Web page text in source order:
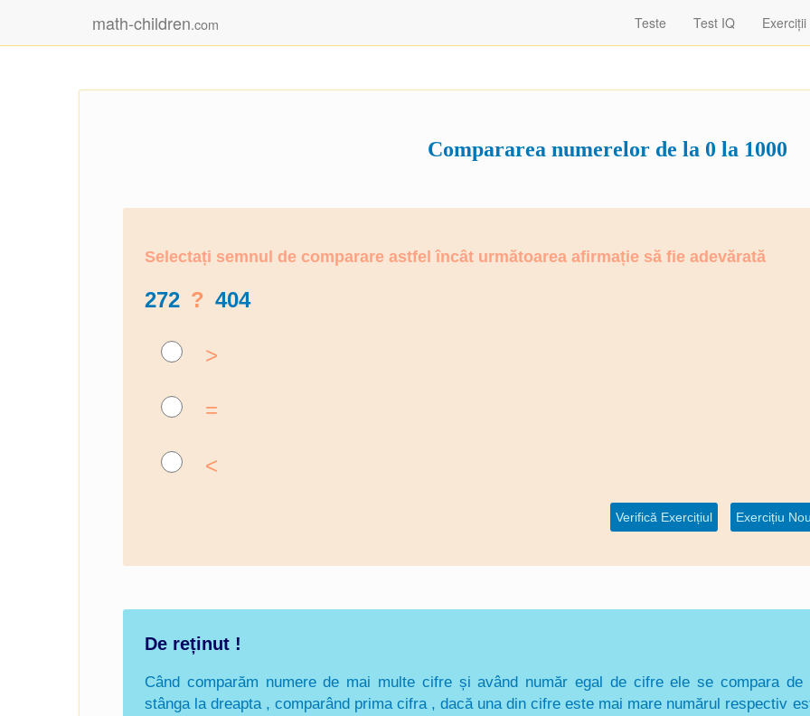
math-children.com Teste Test IQ Exerciții
Compararea numerelor de la 0 la 1000
Selectați semnul de comparare astfel încât următoarea afirmație să fie adevărată
272 ? 404
>
=
<
Verifică Exercițiul
De reținut !
Când comparăm numere de mai multe cifre și având număr egal de cifre ele se compara de
stânga la dreapta , comparând prima cifra , dacă una din cifre este mai mare numărul respectiv